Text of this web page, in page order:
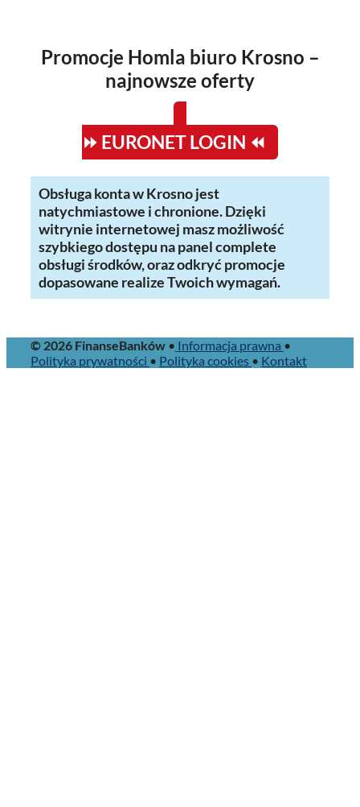
Promocje Homla biuro Krosno –
najnowsze oferty
⏩ EURONET LOGIN ⏪
Obsługa konta w Krosno jest
natychmiastowe i chronione. Dzięki
witrynie internetowej masz możliwość
szybkiego dostępu na panel complete
obsługi środków, oraz odkryć promocje
dopasowane realize Twoich wymagań.
© 2026 FinanseBanków • Informacja prawna •
Polityka prywatności • Polityka cookies • Kontakt